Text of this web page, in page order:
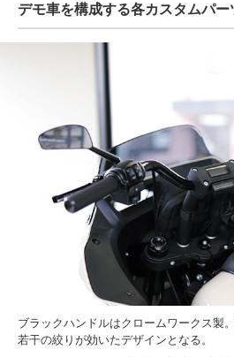
デモ車を構成する各カスタムパー
ブラックハンドルはクロームワークス製
若干の絞りが効いたデザインとなる。